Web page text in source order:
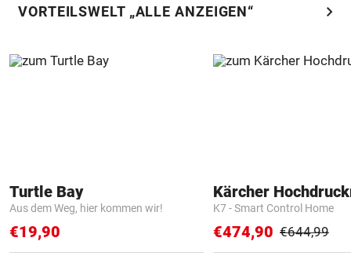
VORTEILSWELT „ALLE ANZEIGEN“ chevron_right
Turtle Bay
Aus dem Weg, hier kommen wir!
€19,90
Kärcher
K7 - Smart Control Home
€474,90 €644,99